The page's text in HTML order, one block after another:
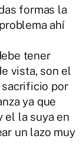
formas la
ahí
tener
vista, son el
por
ya que
el la suya en
un lazo muy